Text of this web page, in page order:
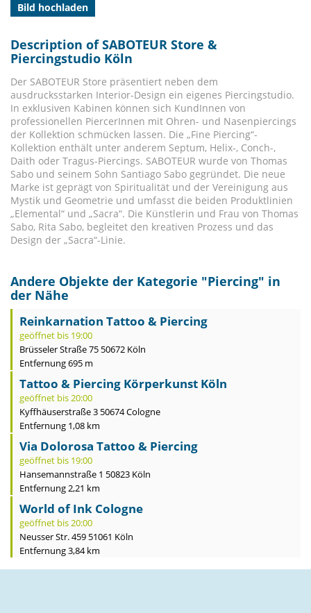
Bild hochladen
Description of SABOTEUR Store &
Piercingstudio Köln
Der SABOTEUR Store präsentiert neben dem
ausdrucksstarken Interior-Design ein eigenes Piercingstudio.
In exklusiven Kabinen können sich KundInnen von
professionellen PiercerInnen mit Ohren- und Nasenpiercings
der Kollektion schmücken lassen. Die „Fine Piercing“-
Kollektion enthält unter anderem Septum, Helix-, Conch-,
Daith oder Tragus-Piercings. SABOTEUR wurde von Thomas
Sabo und seinem Sohn Santiago Sabo gegründet. Die neue
Marke ist geprägt von Spiritualität und der Vereinigung aus
Mystik und Geometrie und umfasst die beiden Produktlinien
„Elemental“ und „Sacra“. Die Künstlerin und Frau von Thomas
Sabo, Rita Sabo, begleitet den kreativen Prozess und das
Design der „Sacra“-Linie.
Andere Objekte der Kategorie "Piercing" in
der Nähe
Reinkarnation Tattoo & Piercing
geöffnet bis 19:00
Brüsseler Straße 75 50672 Köln
Entfernung 695 m
Tattoo & Piercing Körperkunst Köln
geöffnet bis 20:00
Kyffhäuserstraße 3 50674 Cologne
Entfernung 1,08 km
Via Dolorosa Tattoo & Piercing
geöffnet bis 19:00
Hansemannstraße 1 50823 Köln
Entfernung 2,21 km
World of Ink Cologne
geöffnet bis 20:00
Neusser Str. 459 51061 Köln
Entfernung 3,84 km